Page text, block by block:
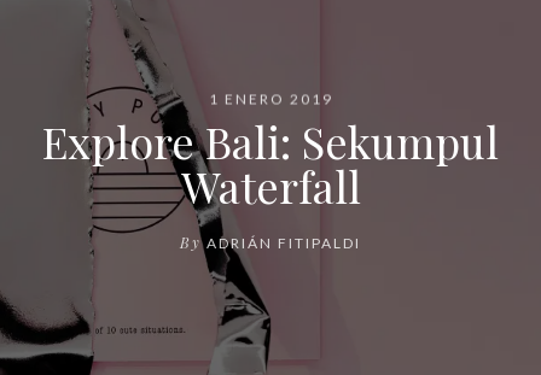
1 ENERO 2019
Explore Bali: Sekumpul
Waterfall
By ADRIÁN FITIPALDI